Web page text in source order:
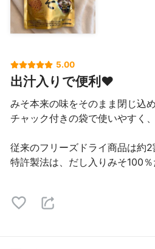
5.00
出汁入りで便利❤️
みそ本来の味をそのまま閉じ込
チャック付きの袋で使いやすく
従来のフリーズドライ商品は約2
特許製法は、だし入りみそ100